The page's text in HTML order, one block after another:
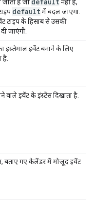
जाता है जो
नहीं है,
defaultमें बदल जाएगा.
टाइप के हिसाब से उसकी
दी जाएंगी.
इस्तेमाल इवेंट बनाने के लिए
है.
वाले इवेंट के इंस्टेंस दिखाता है.
बताए गए कैलेंडर में मौजूद इवेंट